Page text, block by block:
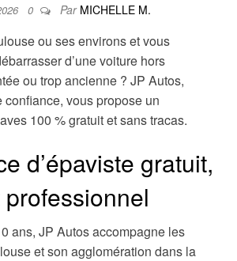
0 Par MICHELLE M.
ou ses environs et vous
d’une voiture hors
ou trop ancienne ? JP Autos,
confiance, vous propose un
100 % gratuit et sans tracas.
d’épaviste gratuit,
ans, JP Autos accompagne les
et son agglomération dans la